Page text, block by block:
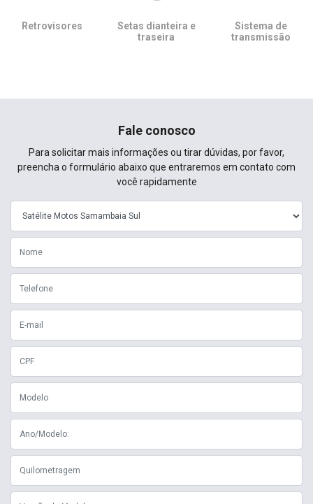
Retrovisores
Setas dianteira e
traseira
Sistema de
transmissão
Fale conosco
Para solicitar mais informações ou tirar dúvidas, por favor,
preencha o formulário abaixo que entraremos em contato com
você rapidamente